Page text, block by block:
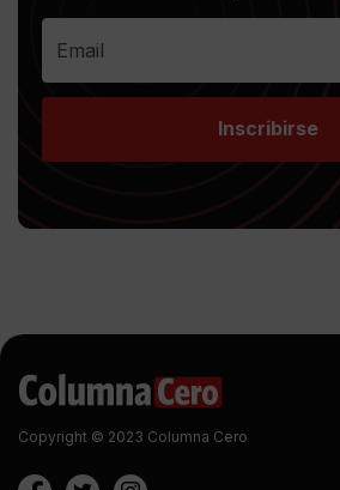
Inscribirse
Copyright © 2023 Columna Cero